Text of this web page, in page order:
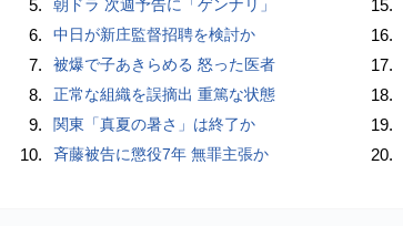
5. 朝ドラ 次週予告に「ゲンナリ」
6. 中日が新庄監督招聘を検討か
7. 被爆で子あきらめる 怒った医者
8. 正常な組織を誤摘出 重篤な状態
9. 関東「真夏の暑さ」は終了か
10. 斉藤被告に懲役7年 無罪主張か
15.
16.
17.
18.
19.
20.